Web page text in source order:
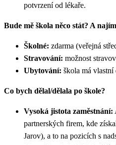
potvrzení od lékaře.
Bude mě škola něco stát? A
Školné: zdarma (veřejná
Stravování: možnost
Ubytování: škola má vlastní
Co bych dělal/dělala po škole?
Vysoká jistota zaměstnání:
partnerských firem, kde
Jarov), a to na pozicích s